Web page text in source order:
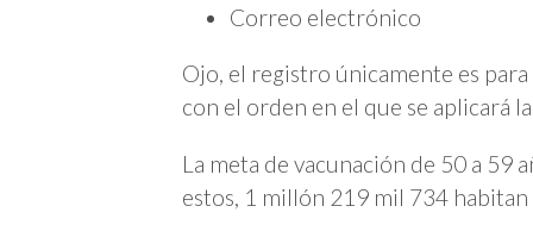
Correo electrónico
Ojo, el registro únicamente es
con el orden en el que se aplicará
La meta de vacunación de 50 a 59
estos, 1 millón 219 mil 734